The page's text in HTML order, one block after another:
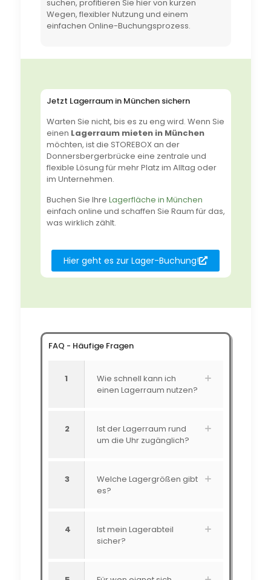
suchen, profitieren Sie hier von kurzen
Wegen, flexibler Nutzung und einem
einfachen Online-Buchungsprozess.
Jetzt Lagerraum in München sichern
Warten Sie nicht, bis es zu eng wird. Wenn Sie
einen Lagerraum mieten in München
möchten, ist die STOREBOX an der
Donnersbergerbrücke eine zentrale und
flexible Lösung für mehr Platz im Alltag oder
im Unternehmen.
Buchen Sie Ihre Lagerfläche in München
einfach online und schaffen Sie Raum für das,
was wirklich zählt.
Hier geht es zur Lager-Buchung!
FAQ - Häufige Fragen
1
Wie schnell kann ich
einen Lagerraum nutzen?
2
Ist der Lagerraum rund
um die Uhr zugänglich?
3
Welche Lagergrößen gibt
es?
4
Ist mein Lagerabteil
sicher?